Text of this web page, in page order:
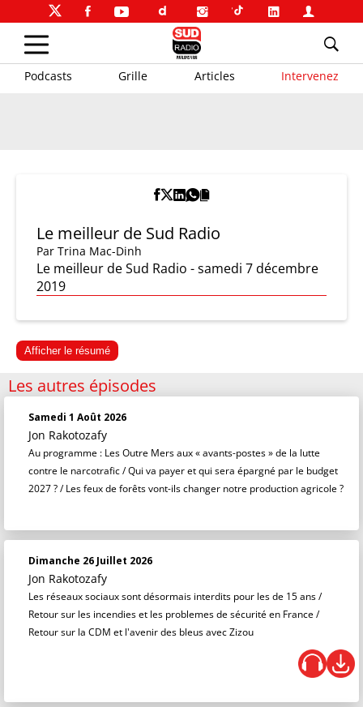
Podcasts Grille Articles Intervenez
Le meilleur de Sud Radio
Par Trina Mac-Dinh
Le meilleur de Sud Radio - samedi 7 décembre
2019
Afficher le résumé
Les autres épisodes
Samedi 1 Août 2026
Jon Rakotozafy
Au programme : Les Outre Mers aux « avants-postes » de la lutte
contre le narcotrafic / Qui va payer et qui sera épargné par le budget
2027 ? / Les feux de forêts vont-ils changer notre production agricole ?
Dimanche 26 Juillet 2026
Jon Rakotozafy
Les réseaux sociaux sont désormais interdits pour les de 15 ans /
Retour sur les incendies et les problemes de sécurité en France /
Retour sur la CDM et l'avenir des bleus avec Zizou